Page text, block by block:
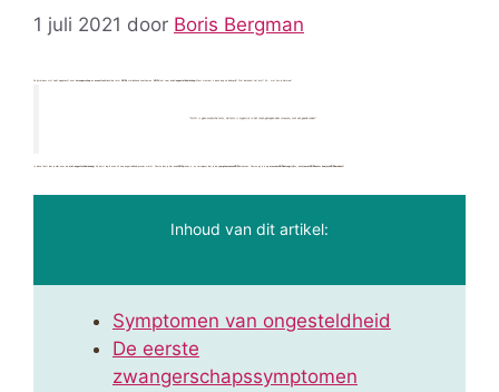
1 juli 2021 door Boris Bergman
“NOD is geen medische term, de term is eigenlijk in het leven geroepen door vrouwen, met een goede reden!”
Inhoud van dit artikel:
Symptomen van ongesteldheid
De eerste
zwangerschapssymptomen